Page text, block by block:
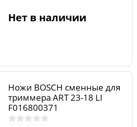
Нет в наличии
Ножи BOSCH сменные для
триммера ART 23-18 LI
F016800371